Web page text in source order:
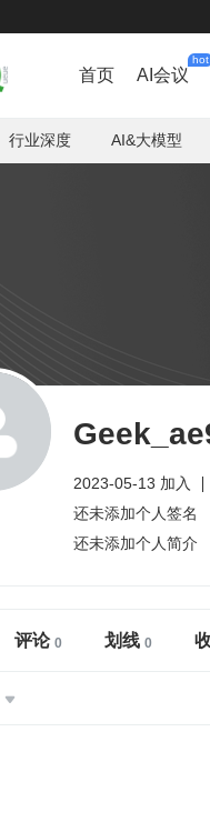
首页 AI会议
hot
行业深度 AI&大模型
2023-05-13 加入
还未添加个人签名
还未添加个人简介
评论 划线
